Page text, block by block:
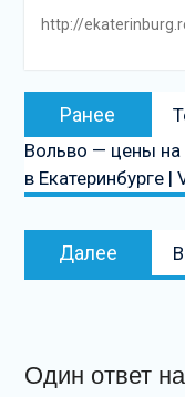
http://
Навигация
записям
Ранее
Вольво — цены на
в Екатеринбурге
Далее
Один ответ